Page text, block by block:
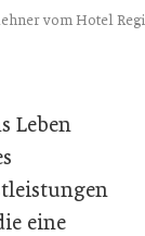
vom Hotel
Leben
eine